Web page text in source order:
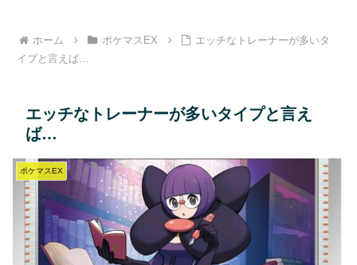
ホーム ポケマスEX
エッチなトレーナーが多いタ
イプと言えば…
エッチなトレーナーが多いタイプと言え
ば…
ポケマスEX